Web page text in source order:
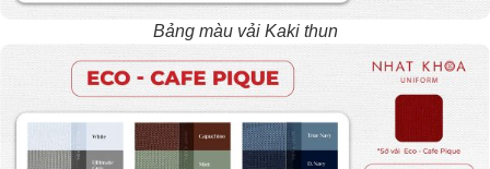
Bảng màu vải Kaki thun